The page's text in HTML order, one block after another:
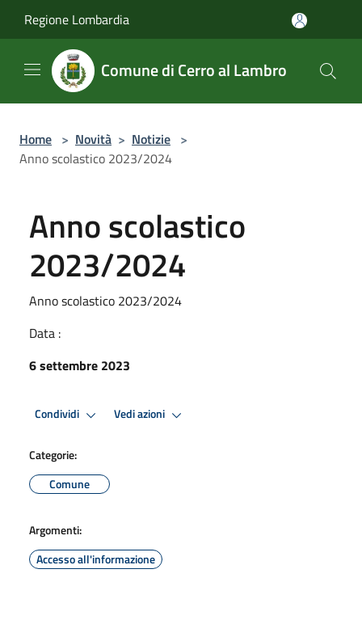
Regione Lombardia
Comune di Cerro al Lambro
Home > Novità > Notizie >
Anno scolastico 2023/2024
Anno scolastico
2023/2024
Anno scolastico 2023/2024
Data :
6 settembre 2023
Condividi Vedi azioni
Categorie:
Comune
Argomenti:
Accesso all'informazione